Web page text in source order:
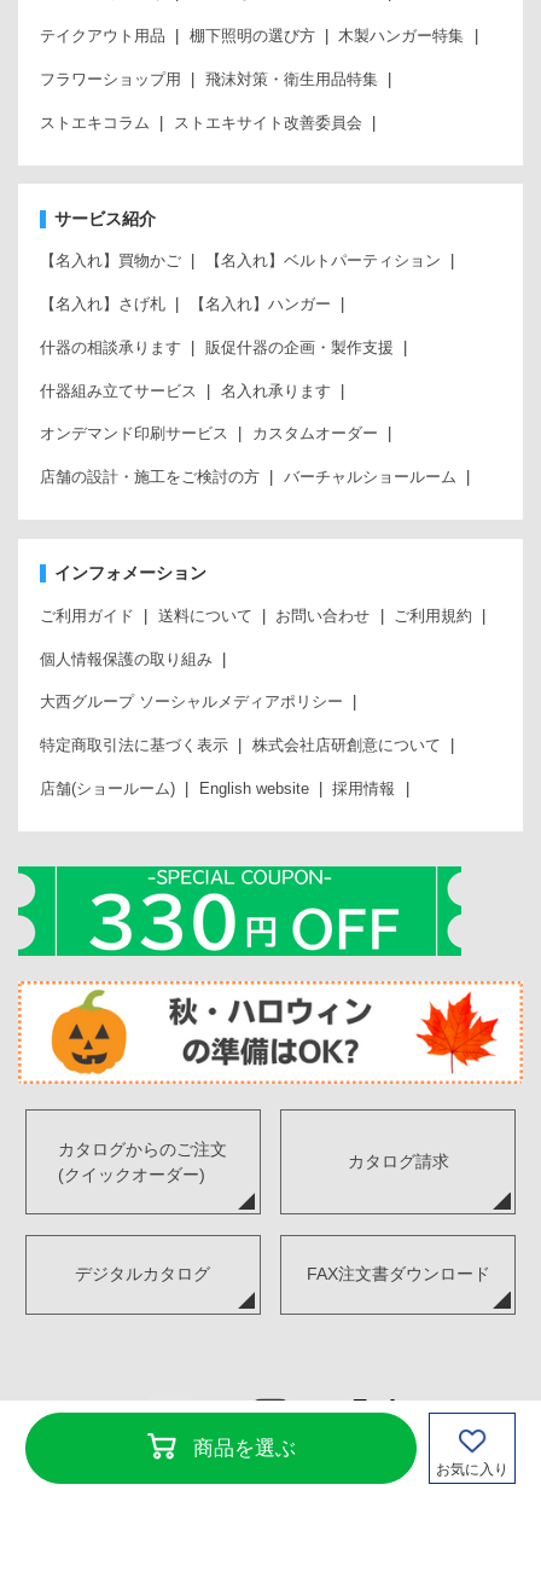
商品を選ぶ
お気に入り
テイクアウト用品 棚下照明の選び方 木製ハンガー特集
フラワーショップ用 飛沫対策・衛生用品特集
ストエキコラム ストエキサイト改善委員会
サービス紹介
【名入れ】買物かご 【名入れ】ベルトパーティション
【名入れ】さげ札 【名入れ】ハンガー
什器の相談承ります 販促什器の企画・製作支援
什器組み立てサービス 名入れ承ります
オンデマンド印刷サービス カスタムオーダー
店舗の設計・施工をご検討の方 バーチャルショールーム
インフォメーション
ご利用ガイド 送料について お問い合わせ ご利用規約
個人情報保護の取り組み
大西グループ ソーシャルメディアポリシー
特定商取引法に基づく表示 株式会社店研創意について
店舗(ショールーム) English website 採用情報
カタログからのご注文
(クイックオーダー)
カタログ請求
デジタルカタログ FAX注文書ダウンロード